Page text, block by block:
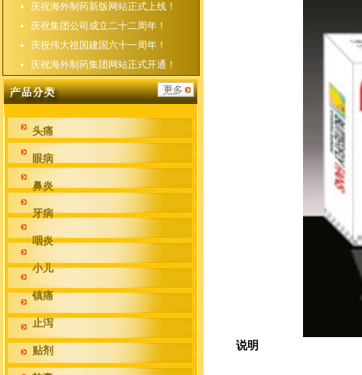
庆祝海外制药新版网站正式上线！
庆祝集团公司成立二十二周年！
庆祝伟大祖国建国六十一周年！
庆祝海外制药集团网站正式开通！
头痛
眼病
鼻炎
牙病
咽炎
小儿
镇痛
止泻
贴剂 说明